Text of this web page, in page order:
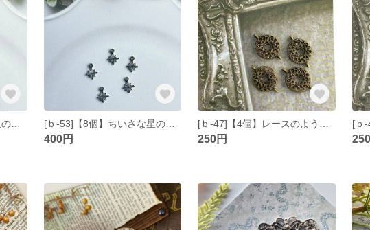
[ｂ-54]【8個】ちいさな星のようなチャーム1 ゴールド [ｂ-53]【8個】ちいさな星のようなチャーム1 シルバー
400円 250円